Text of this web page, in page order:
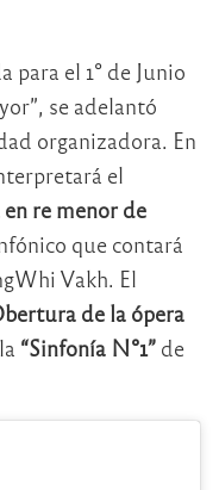
para el 1° de Junio
se adelantó
organizadora. En
el
re menor de
que contará
Vakh. El
de la ópera
“Sinfonía N°1” de